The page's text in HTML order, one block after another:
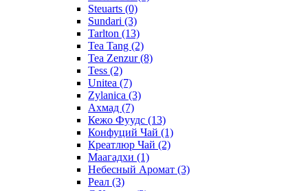
Steuarts (0)
Sundari (3)
Tarlton (13)
Tea Tang (2)
Tea Zenzur(8)
Tess (2)
Unitea (7)
Zylanica (3)
Ахмад (7)
Кежо Фуудс (13)
Конфуций Чай (1)
Креатлюр Чай (2)
Маагадхи (1)
Небесный Аромат (3)
Реал (3)